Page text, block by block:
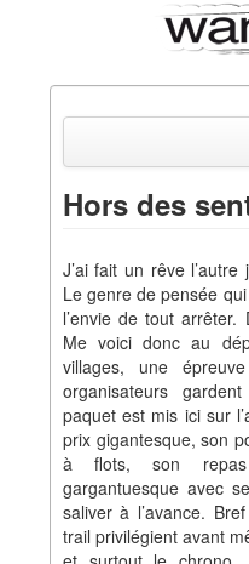
Equipements &
Parcours &
Outils & Réseaux
Hors des
J’ai fait un rêve
Le genre de pensée
l’envie de tout
Me voici donc au
villages, une
organisateurs
paquet est mis ici sur
prix gigantesque, son
à flots, son repas
gargantuesque avec
saliver à l’avance.
trail privilégient avant